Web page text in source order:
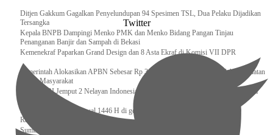
Ditjen Gakkum Gagalkan Penyelundupan 94 Spesimen TSL, Dua Pelaku Dijadikan
Tersangka
Kepala BNPB Dampingi Menko PMK dan Menko Bidang Pangan Tinjau
Penanganan Banjir dan Sampah di Bekasi
Kemenekraf Paparkan Grand Design dan 8 Asta Ekraf di Komisi VII DPR
Pemerintah Alokasikan APBN Sebesar Rp 3,4 Triliun untuk Program Cek Kesehatan
Gratis Masyarakat
Bakamla RI Jemput 2 Nelayan Indonesia di Perbatasan Terluar Indonesia Malaysia
Sidang Isbat Awal Syawal 1446 H di gelar oleh Kementerian Agama pada 29
Ramadan
Sumber Daya Adalah Tantangan Penanganan Darurat Bencana di Daerah
Twitter